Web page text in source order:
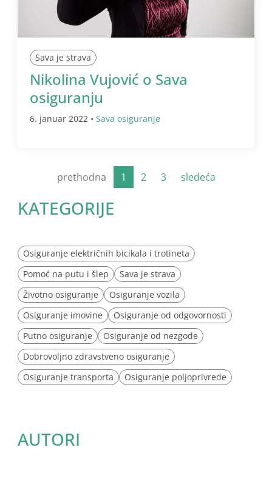
Sava je strava
Nikolina Vujović o Sava
osiguranju
6. januar 2022 • Sava osiguranje
prethodna 1 2 3 sledeća
KATEGORIJE
Osiguranje električnih bicikala i trotineta
Pomoć na putu i šlep
Sava je strava
Životno osiguranje
Osiguranje vozila
Osiguranje imovine
Osiguranje od odgovornosti
Putno osiguranje
Osiguranje od nezgode
Dobrovoljno zdravstveno osiguranje
Osiguranje transporta
Osiguranje poljoprivrede
AUTORI